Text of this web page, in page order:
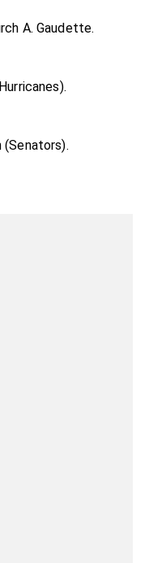
A. Gaudette.